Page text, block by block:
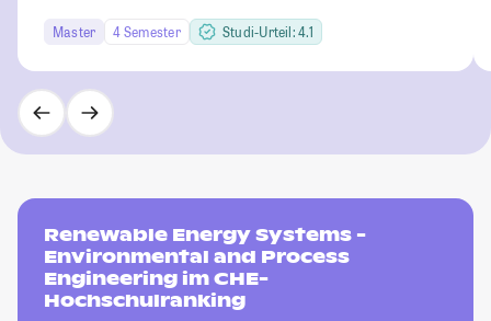
Master 4 Semester Studi-Urteil: 4.1
Renewable Energy Systems -
Environmental and Process
Engineering im CHE-
Hochschulranking